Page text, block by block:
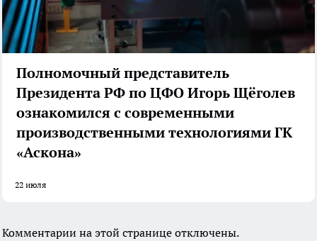
Полномочный представитель
Президента РФ по ЦФО Игорь Щёголев
ознакомился с современными
производственными технологиями ГК
«Аскона»
22 июля
Комментарии на этой странице отключены.